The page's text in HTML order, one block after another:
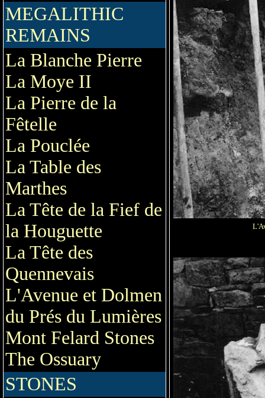
MEGALITHIC
REMAINS
La Blanche Pierre
La Moye II
La Pierre de la
Fêtelle
La Pouclée
La Table des
Marthes
La Tête de la Fief de
la Houguette
La Tête des
Quennevais
L'Avenue et Dolmen
du Prés du Lumières
Mont Felard Stones
The Ossuary
STONES